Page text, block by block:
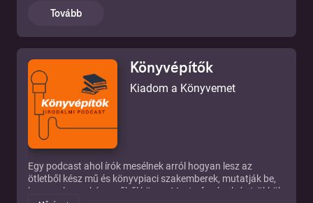
Tovább
Könyvépítők
Kiadom a Könyvemet
Egy podcast ahol írók mesélnek arról hogyan lesz az
ötletből kész mű és könyvpiaci szakemberek, mutatják be,
hogyan lesz a kész műből könyv. Mesterfogások és trükkök,